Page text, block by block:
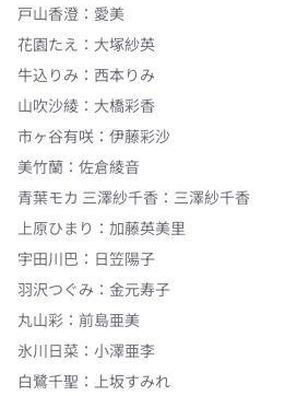
戸山香澄 ： 愛美
花園たえ ： 大塚紗英
牛込りみ ： 西本りみ
山吹沙綾 ： 大橋彩香
市ヶ谷有咲 ： 伊藤彩沙
美竹蘭 ： 佐倉綾音
青葉モカ 三澤紗千香 ： 三澤紗千香
上原ひまり ： 加藤英美里
宇田川巴 ： 日笠陽子
羽沢つぐみ ： 金元寿子
丸山彩 ： 前島亜美
氷川日菜 ： 小澤亜李
白鷺千聖 ： 上坂すみれ